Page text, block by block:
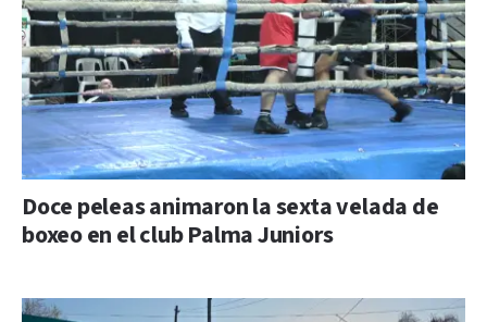
Doce peleas animaron la sexta velada de
boxeo en el club Palma Juniors